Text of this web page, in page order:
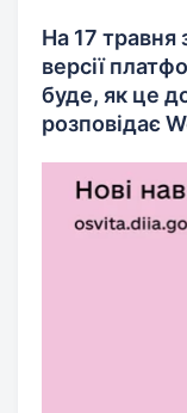
На 17 травня
версії
буде, як це
розповідає